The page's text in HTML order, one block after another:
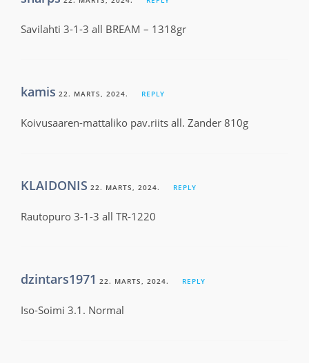
Savilahti 3-1-3 all BREAM – 1318gr
kamis 22. MARTS, 2024. REPLY
Koivusaaren-mattaliko pav.riits all. Zander 810g
KLAIDONIS 22. MARTS, 2024. REPLY
Rautopuro 3-1-3 all TR-1220
dzintars1971 22. MARTS, 2024. REPLY
Iso-Soimi 3.1. Normal